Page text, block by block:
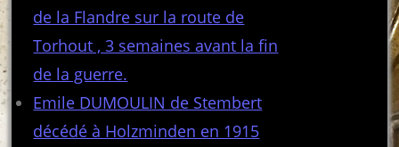
de la Flandre sur la route de
Torhout , 3 semaines avant la fin
de la guerre.
Emile DUMOULIN de Stembert
décédé à Holzminden en 1915